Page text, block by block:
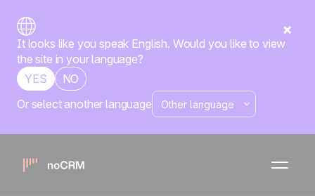
It looks like you speak English. Would you like to view
the site in your language?
YES
NO
Or select another language
Webinars para
ayudarte a cerrar
más negocios